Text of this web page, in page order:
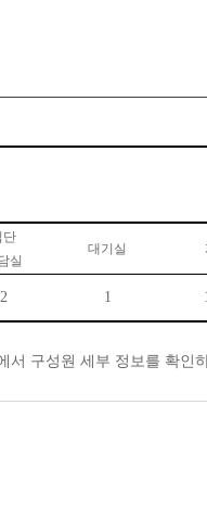
단
실
대기실
2 1
서 구성원 세부 정보를 확인